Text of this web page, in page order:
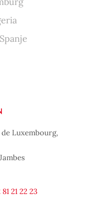
Spanje
de Luxembourg,
81 21 22 23